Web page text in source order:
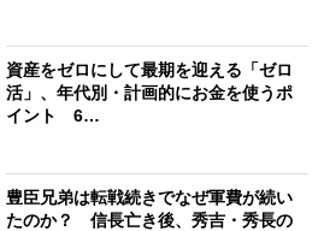
資産をゼロにして最期を迎える「ゼロ
活」、年代別・計画的にお金を使うポ
イント 6…
豊臣兄弟は転戦続きでなぜ軍費が続い
たのか？ 信長亡き後、秀吉・秀長の